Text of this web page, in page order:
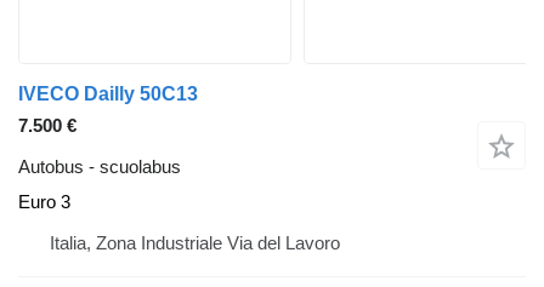
IVECO Dailly 50C13
7.500 €
Autobus - scuolabus
Euro 3
Italia, Zona Industriale Via del Lavoro